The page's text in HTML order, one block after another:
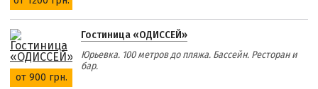
от 900 грн.
Гостиница «ОДИССЕЙ»
Юрьевка. 100 метров до пляжа. Бассейн. Ресторан и
бар.